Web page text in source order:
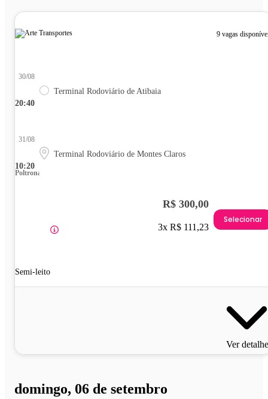
9 vagas
20:40
30/08
Terminal Rodoviário de Atibaia
10:20
31/08
Terminal Rodoviário de Montes Claros
Poltrona
Semi-leito
R$ 300,00
3x R$ 111,23
Selecionar
Ver
domingo, 06 de setembro